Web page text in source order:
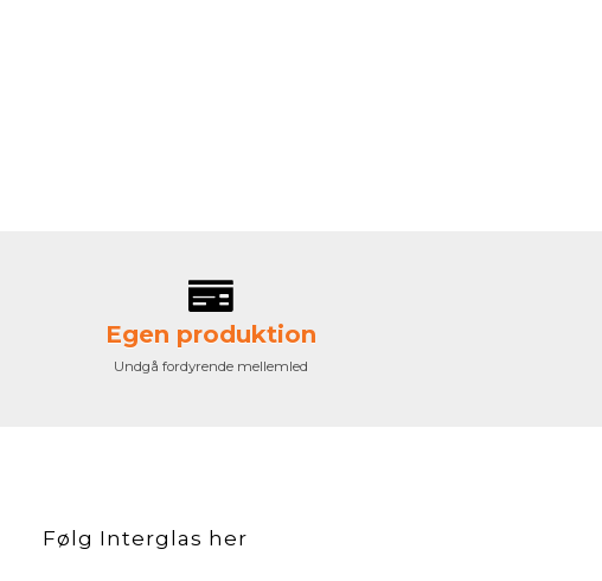
Egen produktion
Undgå fordyrende mellemled
Følg Interglas her